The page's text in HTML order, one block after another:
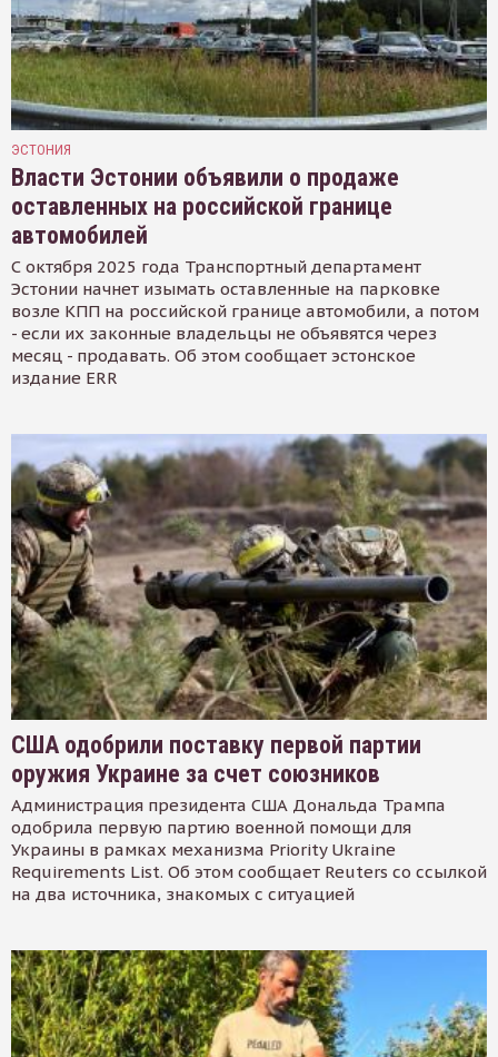
ЭСТОНИЯ
Власти Эстонии объявили о продаже
оставленных на российской границе
автомобилей
С октября 2025 года Транспортный департамент
Эстонии начнет изымать оставленные на парковке
возле КПП на российской границе автомобили, а потом
- если их законные владельцы не объявятся через
месяц - продавать. Об этом сообщает эстонское
издание ERR
США одобрили поставку первой партии
оружия Украине за счет союзников
Администрация президента США Дональда Трампа
одобрила первую партию военной помощи для
Украины в рамках механизма Priority Ukraine
Requirements List. Об этом сообщает Reuters со ссылкой
на два источника, знакомых с ситуацией